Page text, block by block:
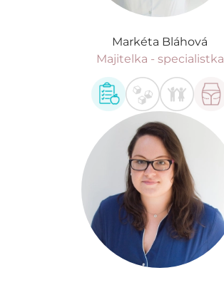
Markéta Bláhová
Majitelka - specialistka